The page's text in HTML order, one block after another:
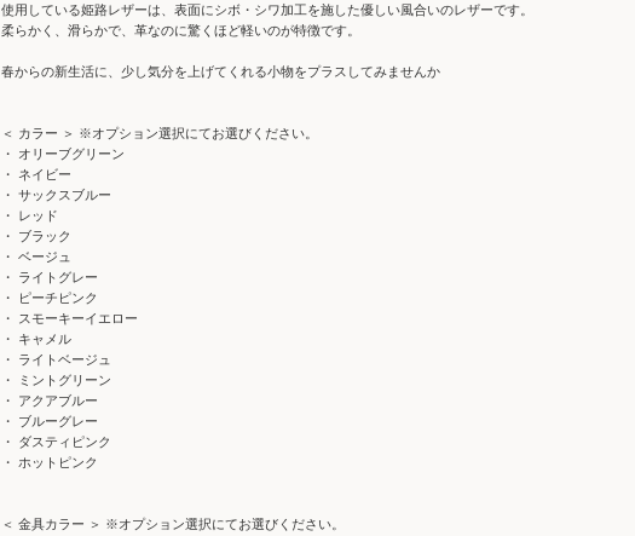
使用している姫路レザーは、表面にシボ・シワ加工を施した優しい風合いのレザーです。
柔らかく、滑らかで、革なのに驚くほど軽いのが特徴です。
春からの新生活に、少し気分を上げてくれる小物をプラスしてみませんか
＜ カラー ＞ ※オプション選択にてお選びください。
・ オリーブグリーン
・ ネイビー
・ サックスブルー
・ レッド
・ ブラック
・ ベージュ
・ ライトグレー
・ ピーチピンク
・ スモーキーイエロー
・ キャメル
・ ライトベージュ
・ ミントグリーン
・ アクアブルー
・ ブルーグレー
・ ダスティピンク
・ ホットピンク
＜ 金具カラー ＞ ※オプション選択にてお選びください。